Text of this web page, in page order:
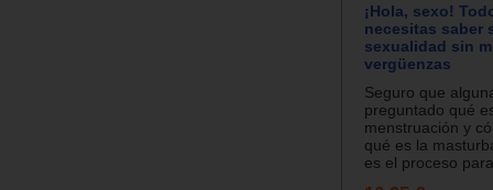
¡Hola, sexo!
necesitas saber
sexualidad sin
vergüenzas
Seguro que
preguntado qué
menstruación y
qué es la
es el proceso